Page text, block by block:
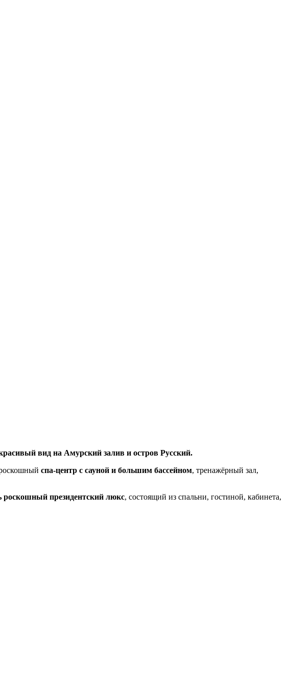
вид на Амурский залив и остров Русский.
спа-центр с сауной и большим бассейном, тренажёрный зал,
роскошный президентский люкс, состоящий из спальни, гостиной, кабинета,